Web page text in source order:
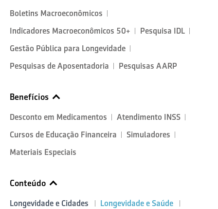
Boletins Macroeconômicos
Indicadores Macroeconômicos 50+
Pesquisa IDL
Gestão Pública para Longevidade
Pesquisas de Aposentadoria
Pesquisas AARP
Benefícios
Desconto em Medicamentos
Atendimento INSS
Cursos de Educação Financeira
Simuladores
Materiais Especiais
Conteúdo
Longevidade e Cidades Longevidade e Saúde